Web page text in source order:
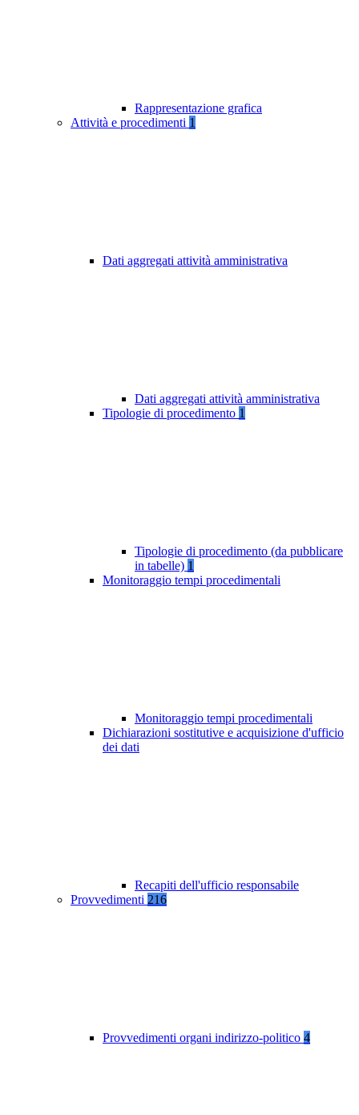
Rappresentazione grafica
Attività e procedimenti 1
Dati aggregati attività amministrativa
Dati aggregati attività amministrativa
Tipologie di procedimento 1
Tipologie di procedimento (da pubblicare
in tabelle) 1
Monitoraggio tempi procedimentali
Monitoraggio tempi procedimentali
Dichiarazioni sostitutive e acquisizione d'ufficio
dei dati
Recapiti dell'ufficio responsabile
Provvedimenti 216
Provvedimenti organi indirizzo-politico 4